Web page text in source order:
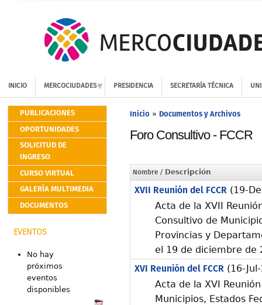
INICIO MERCOCIUDADES PRESIDENCIA SECRETARÍA TÉCNICA
PUBLICACIONES
OPORTUNIDADES
SOLICITUD DE
INGRESO
CURSO VIRTUAL
GALERÍA MULTIMEDIA
DOCUMENTOS
EVENTOS
No hay
próximos
eventos
disponibles
Inicio » Documentos y Archivos
Foro Consultivo - FCCR
Nombre / Descripción
XVII Reunión del FCCR (19-
Acta de la XVII
Consultivo de
Provincias y
el 19 de diciembre de
XVI Reunión del FCCR (16-
Acta de la XVI
Municipios, Estados